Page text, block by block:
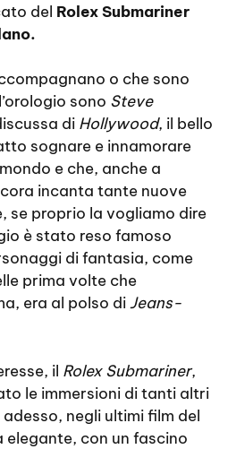
del Rolex Submariner
o che sono
sono Steve
di Hollywood, il bello
sognare e innamorare
e che, anche a
incanta tante nuove
se proprio la vogliamo dire
è stato reso famoso
di fantasia, come
prima volte che
era al polso diJeans-
il Rolex Submariner,
le immersioni di tanti altri
negli ultimi film del
con un fascino